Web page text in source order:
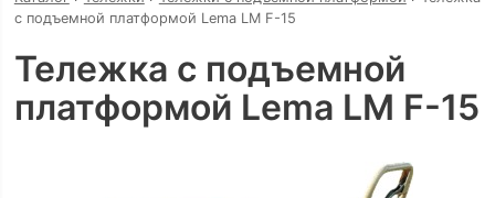
с подъемной платформой Lema LM F-15
Тележка с подъемной
платформой Lema LM F-15